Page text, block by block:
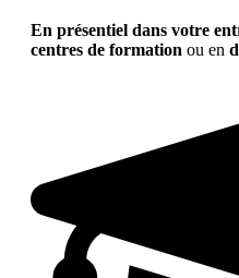
En présentiel dans votre
centres de formation ou en